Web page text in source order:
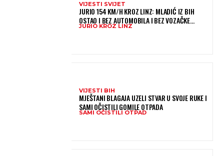
VIJESTI SVIJET
JURIO 154 KM/H KROZ LINZ: MLADIĆ IZ BIH
OSTAO I BEZ AUTOMOBILA I BEZ VOZAČKE
DOZVOLE
JURIO KROZ LINZ
VIJESTI BIH
MJEŠTANI BLAGAJA UZELI STVAR U SVOJE RUKE I
SAMI OČISTILI GOMILE OTPADA
SAMI OČISTILI OTPAD